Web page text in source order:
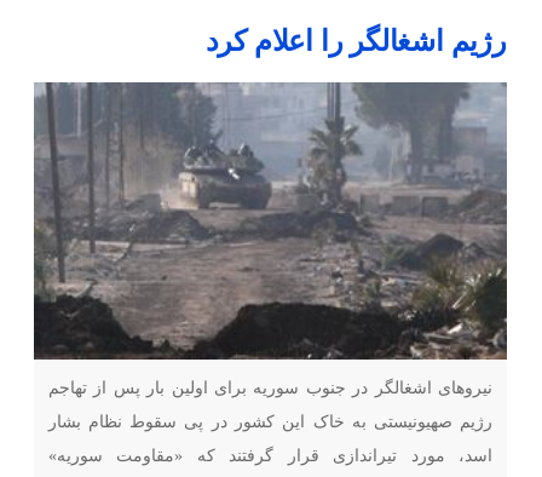
رژیم اشغالگر را اعلام کرد
نیروهای اشغالگر در جنوب سوریه برای اولین بار پس از تهاجم
رژیم صهیونیستی به خاک این کشور در پی سقوط نظام بشار
اسد، مورد تیراندازی قرار گرفتند که «مقاومت سوریه»